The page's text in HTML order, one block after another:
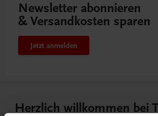
Newsletter abonnieren
& Versandkosten sparen
Jetzt anmelden
Herzlich willkommen bei